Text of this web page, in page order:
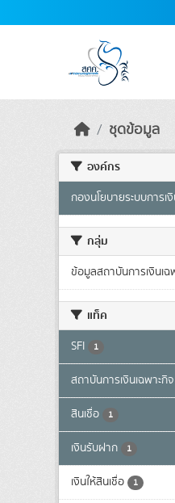
ชุดข้อมูล
องค์กร
กองนโยบายระบบการเ
กลุ่ม
ข้อมูลสถาบันการเงินเฉ
แท็ค
SFI 1
สถาบันการเงินเฉพาะกิจ
สินเชื่อ 1
เงินรับฝาก 1
เงินให้สินเชื่อ 1